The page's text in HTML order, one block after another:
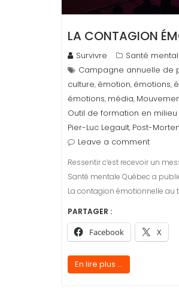
LA CONTAGION
Survivre
Santé
Campagne annuelle de
culture, émotion, émotions,
émotions, média,
Outil de formation en
Pier-Luc Legault, Post-
Leave a comment
Ressentir c’est recevoir un
Santé mentale Québec a
La contagion émotionnelle au
PARTAGER :
Facebook X
En lire plus ...